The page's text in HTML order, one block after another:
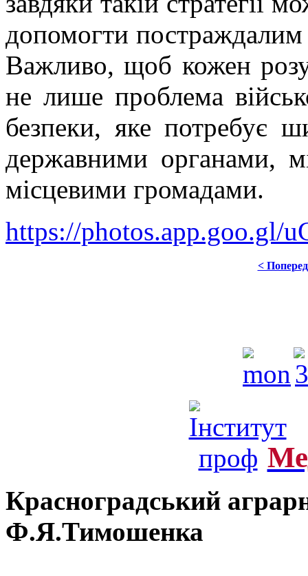
допомогти постраждалим
Важливо, щоб кожен
не лише проблема
безпеки, яке потребує
державними органами,
місцевими громадами.
https://photos.app.goo.gl/
<
Красноградський
Ф.Я.Тимошенка